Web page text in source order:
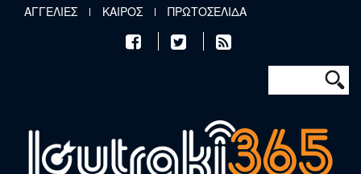
Παράκαμψη προς το κυρίως περιεχόμενο
ΑΓΓΕΛΙΕΣ ΚΑΙΡΟΣ ΠΡΩΤΟΣΕΛΙΔΑ
Φόρμα
Αναζήτηση